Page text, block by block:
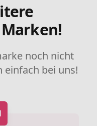
noch nicht
einfach bei uns!